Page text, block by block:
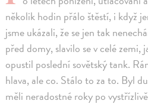
několik hodin přálo štěstí, i když
jsme ukázali, že se jen tak
před domy, slavilo se v celé zemi,
opustil poslední sovětský tank.
hlava, ale co. Stálo to za to. Byl
měli neradostné roky po